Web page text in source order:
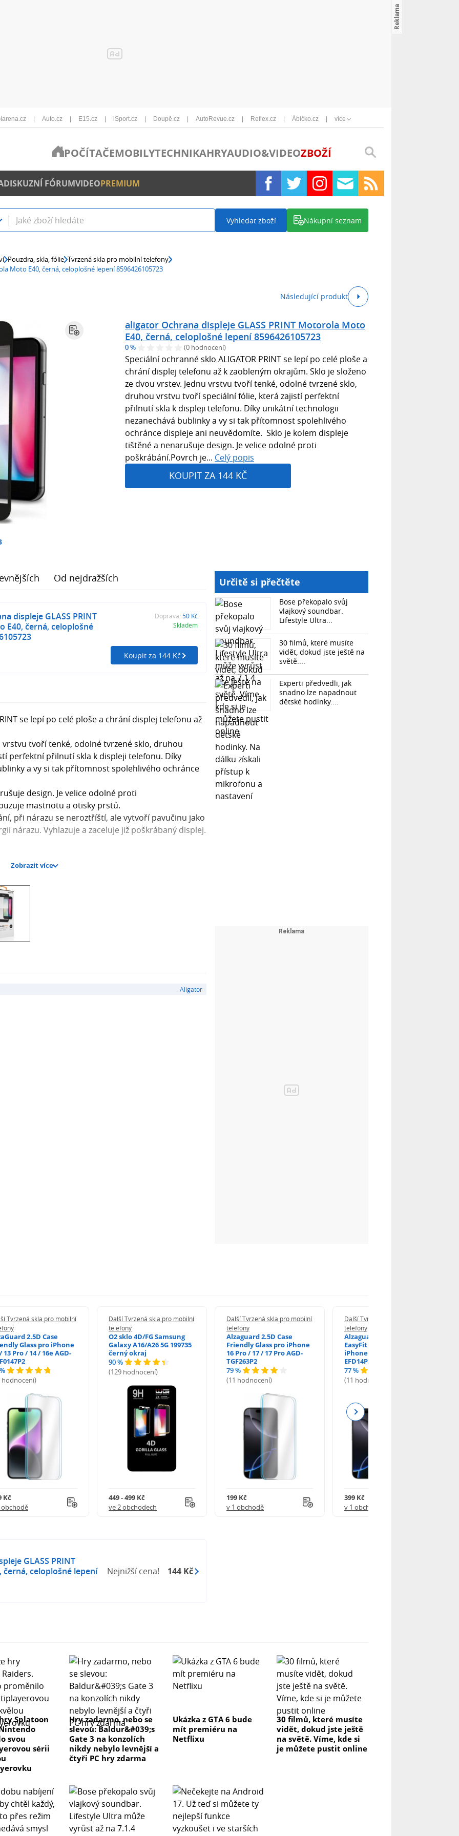
Auto.cz E15.cz iSport.cz Doupě.cz AutoRevue.cz Reflex.cz Ábíčko.cz více
POČÍTAČEMOBILYTECHNIKAHRYAUDIO&VIDEOZBOŽÍ
DISKUZNÍ FÓRUMVIDEOPREMIUM
Vyhledat zboží Nákupní seznam
Pouzdra, skla, fólie Tvrzená skla pro mobilní telefony
Moto E40, černá, celoplošné lepení 8596426105723
Následující produkt
aligator Ochrana displeje GLASS PRINT Motorola Moto
E40, černá, celoplošné lepení 8596426105723
0 % (0 hodnocení)
Speciální ochranné sklo ALIGATOR PRINT se lepí po celé ploše a
chrání displej telefonu až k zaobleným okrajům. Sklo je složeno
ze dvou vrstev. Jednu vrstvu tvoří tenké, odolné tvrzené sklo,
druhou vrstvu tvoří speciální fólie, která zajistí perfektní
přilnutí skla k displeji telefonu. Díky unikátní technologii
nezanechává bublinky a vy si tak přítomnost spolehlivého
ochránce displeje ani neuvědomíte. Sklo je kolem displeje
tištěné a nenarušuje design. Je velice odolné proti
poškrábání.Povrch je... Celý popis
KOUPIT ZA 144 KČ
Od nejdražších
displeje GLASS PRINT
E40, černá, celoplošné
Doprava: 50 Kč
Skladem
Koupit za 144 Kč
se lepí po celé ploše a chrání displej telefonu až
vrstvu tvoří tenké, odolné tvrzené sklo, druhou
perfektní přilnutí skla k displeji telefonu. Díky
a vy si tak přítomnost spolehlivého ochránce
design. Je velice odolné proti
mastnotu a otisky prstů.
při nárazu se neroztříští, ale vytvoří pavučinu jako
nárazu. Vyhlazuje a zaceluje již poškrábaný displej.
Zobrazit více
Aligator
Určitě si přečtěte
Bose překopalo svůj
vlajkový soundbar.
Lifestyle Ultra...
30 filmů, které musíte
vidět, dokud jste ještě na
světě....
Experti předvedli, jak
snadno lze napadnout
dětské hodinky....
Tvrzená skla pro mobilní
2.5D Case
Glass pro iPhone
13 Pro / 14 / 16e AGD-
hodnocení)
Kč
obchodě
Další Tvrzená skla pro mobilní
telefony
O2 sklo 4D/FG Samsung
Galaxy A16/A26 5G 199735
černý okraj
90 %
(129 hodnocení)
449 - 499 Kč
ve 2 obchodech
Další Tvrzená skla pro mobilní
telefony
Alzaguard 2.5D Case
Friendly Glass pro iPhone
16 Pro / 17 / 17 Pro AGD-
TGF263P2
79 %
(11 hodnocení)
199 Kč
v 1 obchodě
Další Tvrzená skla pro mobilní
telefony
Alzaguard 2.5D Glass
EasyFit DustFree pro
iPhone 16 Pro / 17 AGD-
EFD14P3
77 %
(11 hodnocení)
399 Kč
v 1 obchodě
Next
GLASS PRINT
celoplošné lepení
Nejnižší cena! 144 Kč
Splatoon
svou
sérii
Hry zadarmo, nebo se
slevou: Baldur&#039;s
Gate 3 na konzolích
nikdy nebylo levnější a
čtyři PC hry zdarma
Ukázka z GTA 6 bude
mít premiéru na
Netflixu
30 filmů, které musíte
vidět, dokud jste ještě
na světě. Víme, kde si
je můžete pustit online